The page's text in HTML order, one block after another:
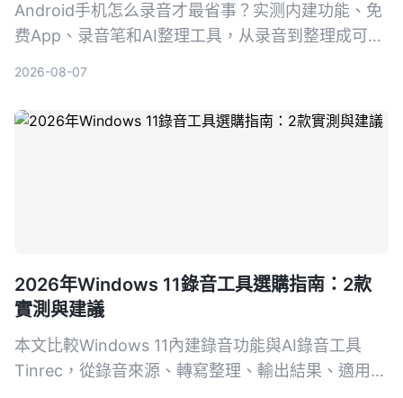
Android手机怎么录音才最省事？实测内建功能、免
费App、录音笔和AI整理工具，从录音到整理成可行
2026-08-07
2026年Windows 11錄音工具選購指南：2款
實測與建議
本文比較Windows 11內建錄音功能與AI錄音工具
Tinrec，從錄音來源、轉寫整理、輸出結果、適用場